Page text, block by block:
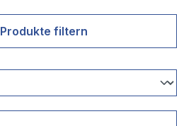
Produkte filtern